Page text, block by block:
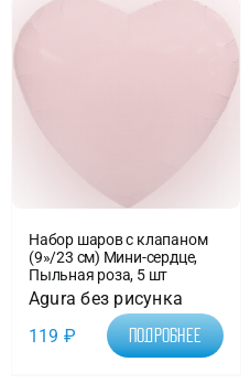
Набор шаров с клапаном
(9»/23 см) Мини-сердце,
Пыльная роза, 5 шт
Agura без рисунка
119 ₽ Подробнее